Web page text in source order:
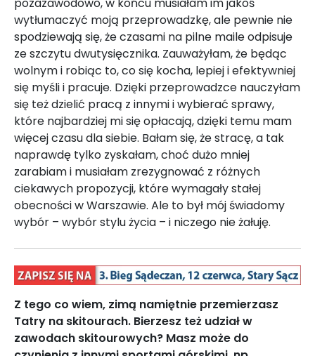
pozazawodowo, w końcu musiałam im jakoś
wytłumaczyć moją przeprowadzkę, ale pewnie nie
spodziewają się, że czasami na pilne maile odpisuje
ze szczytu dwutysięcznika. Zauważyłam, że będąc
wolnym i robiąc to, co się kocha, lepiej i efektywniej
się myśli i pracuje. Dzięki przeprowadzce nauczyłam
się też dzielić pracą z innymi i wybierać sprawy,
które najbardziej mi się opłacają, dzięki temu mam
więcej czasu dla siebie. Bałam się, że stracę, a tak
naprawdę tylko zyskałam, choć dużo mniej
zarabiam i musiałam zrezygnować z różnych
ciekawych propozycji, które wymagały stałej
obecności w Warszawie. Ale to był mój świadomy
wybór – wybór stylu życia – i niczego nie żałuję.
Z tego co wiem, zimą namiętnie przemierzasz
Tatry na skitourach. Bierzesz też udział w
zawodach skitourowych? Masz może do